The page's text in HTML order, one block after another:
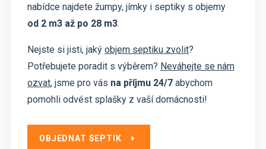
nabídce najdete žumpy, jímky i septiky s objemy
od 2 m3 až po 28 m3.
Nejste si jisti, jaký objem septiku zvolit?
Potřebujete poradit s výběrem? Neváhejte se nám
ozvat, jsme pro vás na příjmu 24/7abychom
pomohli odvést splašky z vaší domácnosti!
OBJEDNAT SEPTIK